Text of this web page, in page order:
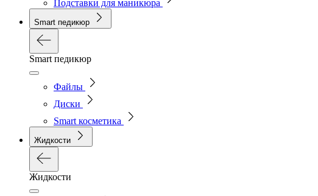
Подставки для маникюра
Smart педикюр
Smart педикюр
Файлы
Диски
Smart косметика
Жидкости
Жидкости